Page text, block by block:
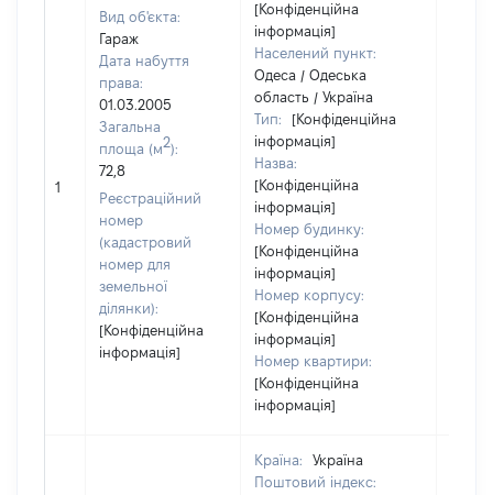
1
Вид об'єкта:
Гараж
Дата набуття
права:
01.03.2005
Загальна
площа (м2):
72,8
Реєстраційний
номер
(кадастровий
номер для
земельної
ділянки):
[Конфіденційна
інформація]
[Конфіденційна
інформація]
Населений пункт:
Одеса / Одеська
область / Україна
Тип:
[Конфіденційна
інформація]
Назва:
[Конфіденційна
інформація]
Номер будинку:
[Конфіденційна
інформація]
Номер корпусу:
[Конфіденційна
інформація]
Номер квартири:
[Конфіденційна
інформація]
Країна:
Україна
Поштовий індекс: